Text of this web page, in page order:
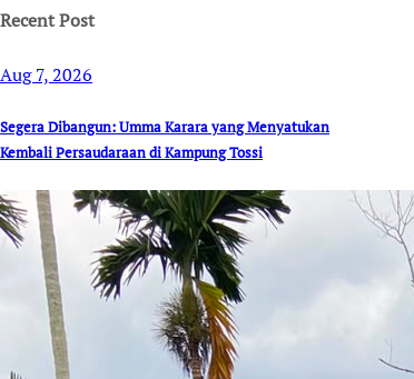
Recent Post
Aug 7, 2026
Segera Dibangun: Umma Karara yang Menyatukan
Kembali Persaudaraan di Kampung Tossi